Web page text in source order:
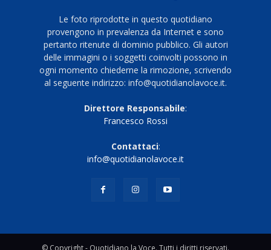
Le foto riprodotte in questo quotidiano
provengono in prevalenza da Internet e sono
pertanto ritenute di dominio pubblico. Gli autori
delle immagini o i soggetti coinvolti possono in
ogni momento chiederne la rimozione, scrivendo
al seguente indirizzo: info@quotidianolavoce.it.
Direttore Responsabile:
Francesco Rossi
Contattaci:
info@quotidianolavoce.it
© Copyright - Quotidiano la Voce. Tutti i diritti riservati.